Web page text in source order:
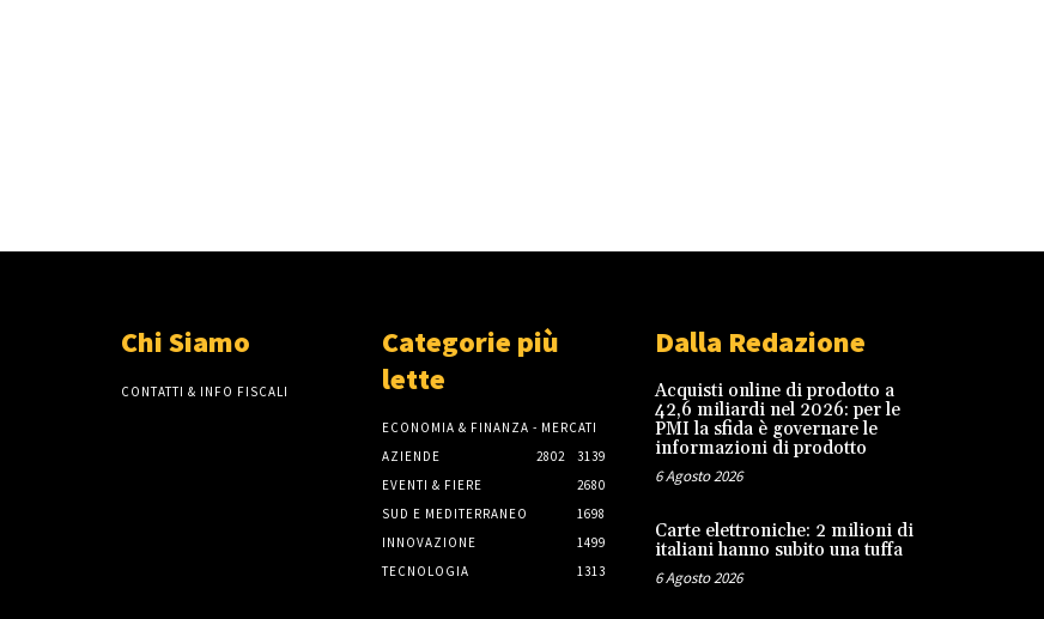
Chi Siamo
CONTATTI & INFO FISCALI
Categorie più
lette
ECONOMIA & FINANZA - MERCATI
3139
AZIENDE
2802
EVENTI & FIERE
2680
SUD E MEDITERRANEO
1698
INNOVAZIONE
1499
TECNOLOGIA
1313
Dalla Redazione
Acquisti online di prodotto a
42,6 miliardi nel 2026: per le
PMI la sfida è governare le
informazioni di prodotto
6 Agosto 2026
Carte elettroniche: 2 milioni di
italiani hanno subito una tuffa
6 Agosto 2026